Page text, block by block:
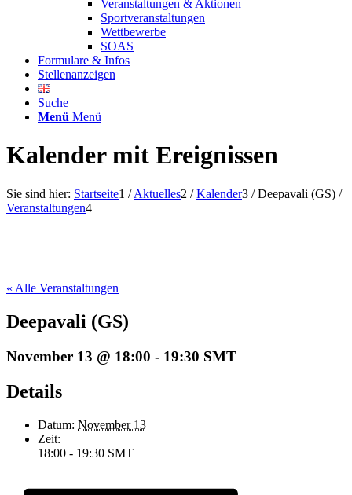
Veranstaltungen & Aktionen
Sportveranstaltungen
Wettbewerbe
SOAS
Formulare & Infos
Stellenanzeigen
Suche
Menü Menü
Kalender mit Ereignissen
Sie sind hier: Startseite1 / Aktuelles2 / Kalender3 / Deepavali (GS) /
Veranstaltungen4
« Alle Veranstaltungen
Deepavali (GS)
November 13 @ 18:00 - 19:30 SMT
Details
Datum: November 13
Zeit:
18:00 - 19:30 SMT